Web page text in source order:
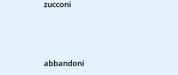
zucconi
abbandoni